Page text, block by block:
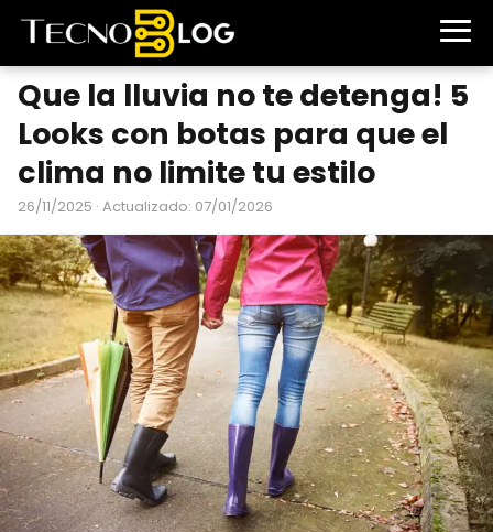
Que la lluvia no te detenga! 5
Looks con botas para que el
clima no limite tu estilo
26/11/2025 · Actualizado: 07/01/2026